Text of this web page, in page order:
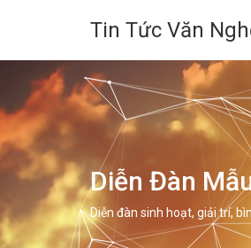
Tin Tức Văn
Diễn Đàn
Diễn đàn sinh hoạt, giải trí,